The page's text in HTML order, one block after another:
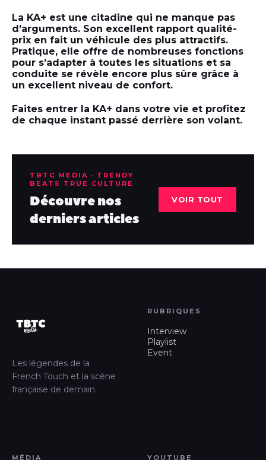
La KA+ est une citadine qui ne manque pas
d’arguments. Son excellent rapport qualité-
prix en fait un véhicule des plus attractifs.
Pratique, elle offre de nombreuses fonctions
pour s’adapter à toutes les situations et sa
conduite se révèle encore plus sûre grâce à
un excellent niveau de confort.
Faites entrer la KA+ dans votre vie et profitez
de chaque instant passé derrière son volant.
TBTC MEDIA · TRENDY
BEATS TRUE CULTURE
Découvre nos
derniers articles
VOIR TOUT
Les légendes de la
French Touch et la scène
française de demain.
RUBRIQUES
Interview
Playlist
Event
MÉDIA YOUTUBE